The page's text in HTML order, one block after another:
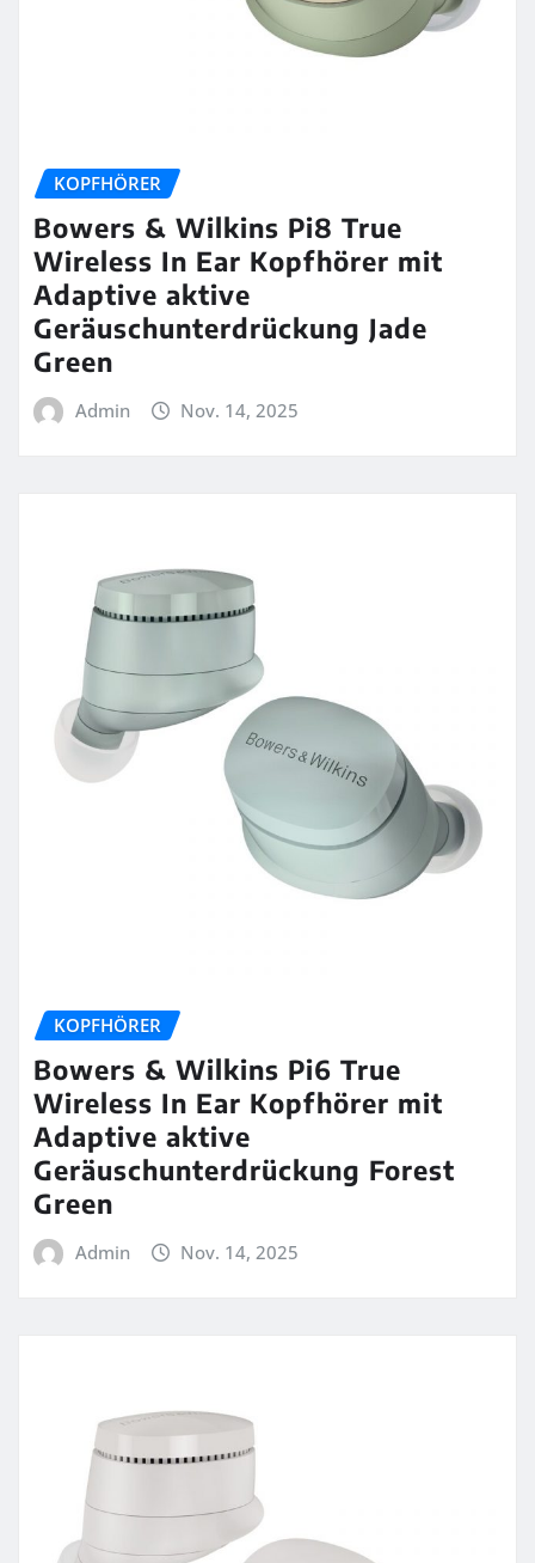
KOPFHÖRER
Bowers & Wilkins Pi8 True
Wireless In Ear Kopfhörer mit
Adaptive aktive
Geräuschunterdrückung Jade
Green
Admin Nov. 14, 2025
KOPFHÖRER
Bowers & Wilkins Pi6 True
Wireless In Ear Kopfhörer mit
Adaptive aktive
Geräuschunterdrückung Forest
Green
Admin Nov. 14, 2025